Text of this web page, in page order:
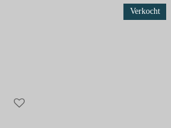
Verkocht